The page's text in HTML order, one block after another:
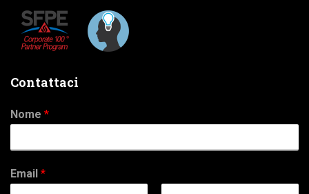
Contattaci
Nome *
Email *